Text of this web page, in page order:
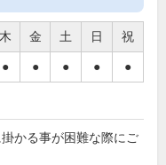
木 金 土 日 祝
● ● ● ● ●
かる事が困難な際にご